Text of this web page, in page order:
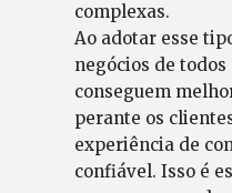
complexas.
Ao adotar esse
negócios de todos
conseguem
perante os
experiência de
confiável. Isso é